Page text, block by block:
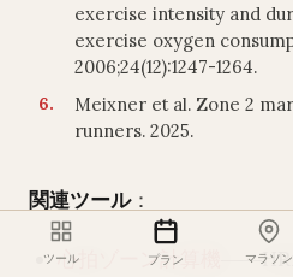
exercise intensity and
exercise oxygen
2006;24(12):1247-1264.
Meixner et al. Zone 2
runners. 2025.
関連ツール：
心拍ゾーン計算機
ツール プラン マラソン